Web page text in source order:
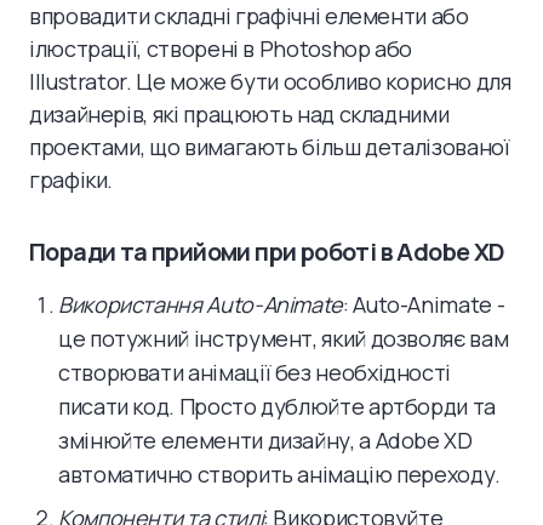
впровадити складні графічні елементи або
ілюстрації, створені в Photoshop або
Illustrator. Це може бути особливо корисно для
дизайнерів, які працюють над складними
проектами, що вимагають більш деталізованої
графіки.
Поради та прийоми при роботі в Adobe XD
Використання Auto-Animate: Auto-Animate -
це потужний інструмент, який дозволяє вам
створювати анімації без необхідності
писати код. Просто дублюйте артборди та
змінюйте елементи дизайну, а Adobe XD
автоматично створить анімацію переходу.
Компоненти та стилі: Використовуйте